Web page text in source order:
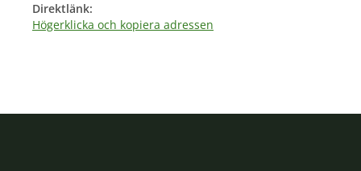
Direktlänk:
Högerklicka och kopiera adressen